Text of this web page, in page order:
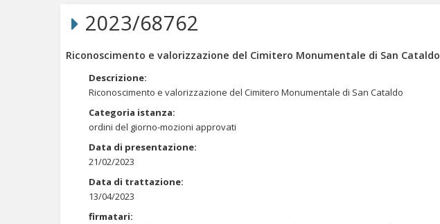
Salta
navigazione
2023/68762
Riconoscimento e valorizzazione del Cimitero Monumentale di San Cataldo
Descrizione:
Riconoscimento e valorizzazione del Cimitero Monumentale di San Cataldo
Categoria istanza:
ordini del giorno-mozioni approvati
Data di presentazione:
21/02/2023
Data di trattazione:
13/04/2023
firmatari: